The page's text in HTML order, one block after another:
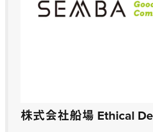
株式会社船場 Ethical